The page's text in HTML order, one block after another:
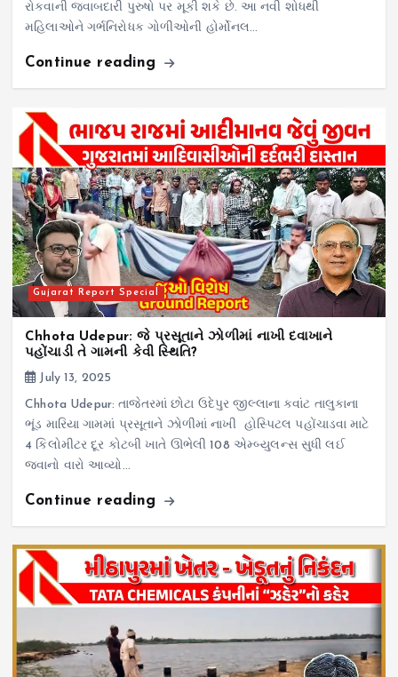
રોકવાની જવાબદારી પુરુષો પર મૂકી શકે છે. આ નવી શોધથી
મહિલાઓને ગર્ભનિરોધક ગોળીઓની હોર્મોનલ…
Continue reading
Gujarat Report Special
Chhota Udepur: જે પ્રસૂતાને ઝોળીમાં નાખી દવાખાને
પહોંચાડી તે ગામની કેવી સ્થિતિ?
July 13, 2025
Chhota Udepur: તાજેતરમાં છોટા ઉદેપુર જીલ્લાના કવાંટ તાલુકાના
ભૂંડ મારિયા ગામમાં પ્રસૂતાને ઝોળીમાં નાખી હોસ્પિટલ પહોંચાડવા માટે
4 કિલોમીટર દૂર કોટબી ખાતે ઊભેલી 108 એમ્બ્યુલન્સ સુધી લઈ
જવાનો વારો આવ્યો…
Continue reading